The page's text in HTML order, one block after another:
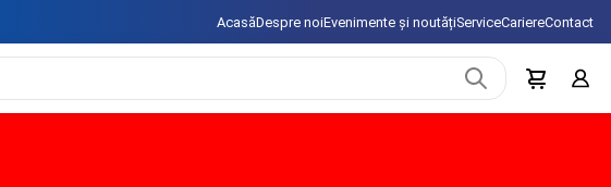
AcasăDespre noiEvenimente și noutățiServiceCariereContact